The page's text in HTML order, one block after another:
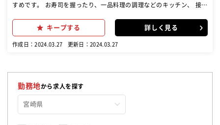
すめです。 お寿司を握ったり、一品料理の調理などのキッチン、 接客
す 1日でも早く一人前 になれるように、マネージャーや店長がついて
教えてくれます。 まずはシャリ玉つくりの練習から始めて、ネタを切
キープする 詳しく見る
作成日：2024.03.27 更新日：2024.03.27
勤務地から求人を探す